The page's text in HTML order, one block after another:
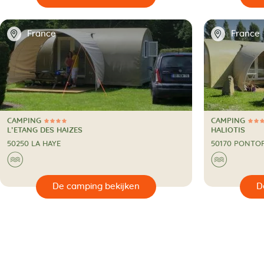
📍 France
4 Sterren
CAMPING
CAMPING
L’ETANG DES HAIZES
50250 LA HAYE
🌊
📍 France
3 Sterren
CAMPING
CAMPING
HALIOTIS
50170
🌊
De camping bekijken 🔍